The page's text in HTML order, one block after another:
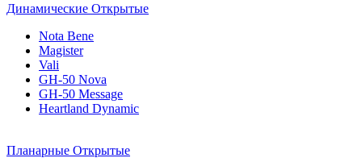
Динамические Открытые
Nota Bene
Magister
Vali
GH-50 Nova
GH-50 Message
Heartland Dynamic
Планарные Открытые